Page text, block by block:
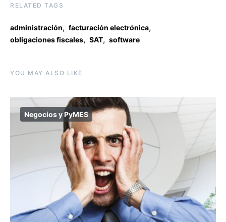
RELATED TAGS
administración, facturación electrónica,
obligaciones fiscales, SAT, software
YOU MAY ALSO LIKE
Negocios y PyMES